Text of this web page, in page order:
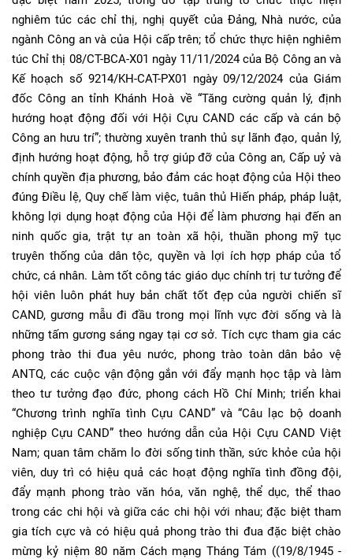
nghiêm túc các chỉ thị, nghị quyết của Đảng, Nhà nước, của
ngành Công an và của Hội cấp trên; tổ chức thực hiện nghiêm
túc Chỉ thị 08/CT-BCA-X01 ngày 11/11/2024 của Bộ Công an và
Kế hoạch số 9214/KH-CAT-PX01 ngày 09/12/2024 của Giám
đốc Công an tỉnh Khánh Hoà về “Tăng cường quản lý, định
hướng hoạt động đối với Hội Cựu CAND các cấp và cán bộ
Công an hưu trí”; thường xuyên tranh thủ sự lãnh đạo, quản lý,
định hướng hoạt động, hỗ trợ giúp đỡ của Công an, Cấp uỷ và
chính quyền địa phương, bảo đảm các hoạt động của Hội theo
đúng Điều lệ, Quy chế làm việc, tuân thủ Hiến pháp, pháp luật,
không lợi dụng hoạt động của Hội để làm phương hại đến an
ninh quốc gia, trật tự an toàn xã hội, thuần phong mỹ tục
truyên thống của dân tộc, quyền và lợi ích hợp pháp của tổ
chức, cá nhân. Làm tốt công tác giáo dục chính trị tư tưởng để
hội viên luôn phát huy bản chất tốt đẹp của người chiến sĩ
CAND, gương mẫu đi đầu trong mọi lĩnh vực đời sống và là
những tấm gương sáng ngay tại cơ sở. Tích cực tham gia các
phong trào thi đua yêu nước, phong trào toàn dân bảo vệ
ANTQ, các cuộc vận động gắn với đẩy mạnh học tập và làm
theo tư tưởng đạo đức, phong cách Hồ Chí Minh; triển khai
“Chương trình nghĩa tình Cựu CAND” và “Câu lạc bộ doanh
nghiệp Cựu CAND” theo hướng dẫn của Hội Cựu CAND Việt
Nam; quan tâm chăm lo đời sống tinh thần, sức khỏe của hội
viên, duy trì có hiệu quả các hoạt động nghĩa tình đồng đội,
đẩy mạnh phong trào văn hóa, văn nghệ, thể dục, thể thao
trong các chi hội và giữa các chi hội với nhau; đặc biệt tham
gia tích cực và có hiệu quả phong trào thi đua đặc biệt chào
mừng kỷ niệm 80 năm Cách mạng Tháng Tám ((19/8/1945 -